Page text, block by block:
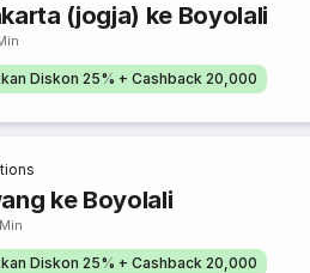
(jogja) ke Boyolali
Diskon 25% + Cashback 20,000
ke Boyolali
Diskon 25% + Cashback 20,000